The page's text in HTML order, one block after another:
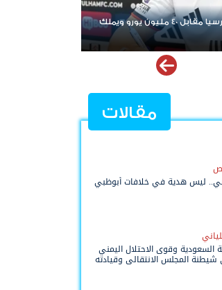
ريال مدريد يودع غونزالو غارسيا مقابل 40 مليون يورو ويملك
منافس إسباني يهدد طموح
هل تتم الصفقة مقابل 10 ملايين يورو؟
مقالات
ليس هدية في خلافات أبوظبي
السعودية وقوى الاحتلال اليمني
المجلس الانتقالي وقيادته